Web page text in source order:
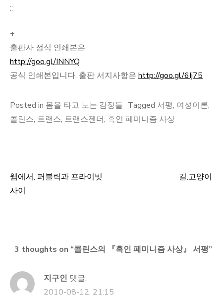
;;
+
출판사 정식 인쇄본은
http://goo.gl/INNYQ
공식 인쇄본입니다. 출판 서지사항은 http://goo.gl/6Ij75
Posted in 몸을 타고 노는 감정들 Tagged 서평, 여성이론,
콜린스, 트랜스, 트랜스젠더, 흑인 페미니즘 사상
글
웹에서, 퍼블릭과 프라이빗
사이
길,고양이
3 thoughts on “콜린스의 『흑인 페미니즘 사상』 서평”
지구인 댓글:
2010-08-12, 21:15